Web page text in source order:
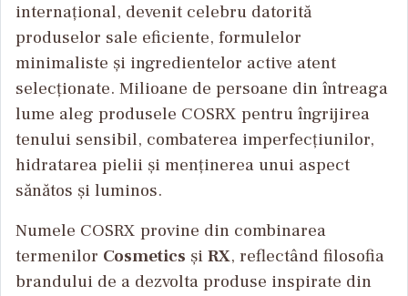
internațional, devenit celebru datorită
produselor sale eficiente, formulelor
minimaliste și ingredientelor active atent
selecționate. Milioane de persoane din întreaga
lume aleg produsele COSRX pentru îngrijirea
tenului sensibil, combaterea imperfecțiunilor,
hidratarea pielii și menținerea unui aspect
sănătos și luminos.
Numele COSRX provine din combinarea
termenilor Cosmetics și RX, reflectând filosofia
brandului de a dezvolta produse inspirate din